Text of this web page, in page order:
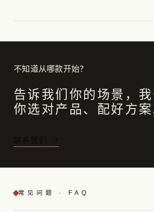
不知道从哪款开始？
告诉我们你的场景，
你选对产品、配好方案
常见问题 · FAQ